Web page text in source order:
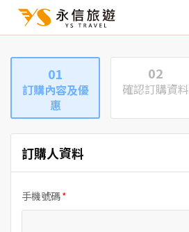
01
訂購內容及優
惠
02
確認訂購資料
訂購人資料
手機號碼